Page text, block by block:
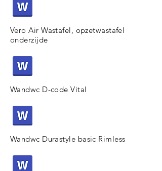
Vero Air Wastafel, opzetwastafel
onderzijde
Wandwc D-code Vital
Wandwc Durastyle basic Rimless